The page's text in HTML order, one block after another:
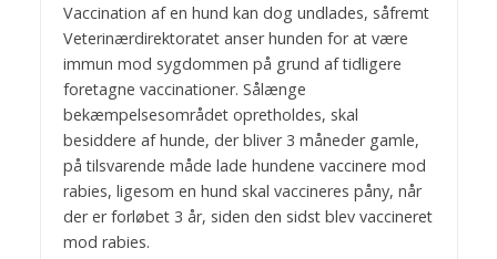
Vaccination af en hund kan dog undlades, såfremt
Veterinærdirektoratet anser hunden for at være
immun mod sygdommen på grund af tidligere
foretagne vaccinationer. Sålænge
bekæmpelsesområdet opretholdes, skal
besiddere af hunde, der bliver 3 måneder gamle,
på tilsvarende måde lade hundene vaccinere mod
rabies, ligesom en hund skal vaccineres påny, når
der er forløbet 3 år, siden den sidst blev vaccineret
mod rabies.